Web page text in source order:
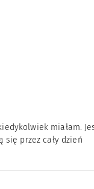
miałam.
się przez cały dzień